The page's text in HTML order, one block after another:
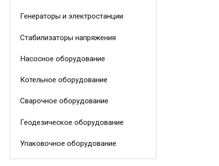
Генераторы и электростанции
Стабилизаторы напряжения
Насосное оборудование
Котельное оборудование
Сварочное оборудование
Геодезическое оборудование
Упаковочное оборудование